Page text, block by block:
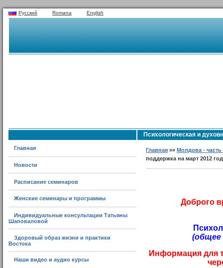
Русский Romana English
Главная
Новости
Расписание семинаров
Женские семинары и программы
Индивидуальные консультации Татьяны
Шаповаловой
Здоровый образ жизни и практики
Востока
Наши видео и аудио курсы
Психологическая и
Главная »»Молдова -
поддержка на март 2012
Доброго
(общее
Информация для